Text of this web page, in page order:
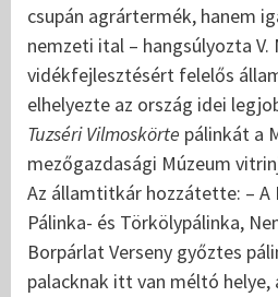
csupán agrártermék, hanem
nemzeti ital – hangsúlyozta
vidékfejlesztésért felelős
elhelyezte az ország idei
Tuzséri Vilmoskörte pálinkát a
mezőgazdasági Múzeum
Az államtitkár hozzátette: – A
Pálinka- és Törkölypálinka,
Borpárlat Verseny győztes
palacknak itt van méltó helye,